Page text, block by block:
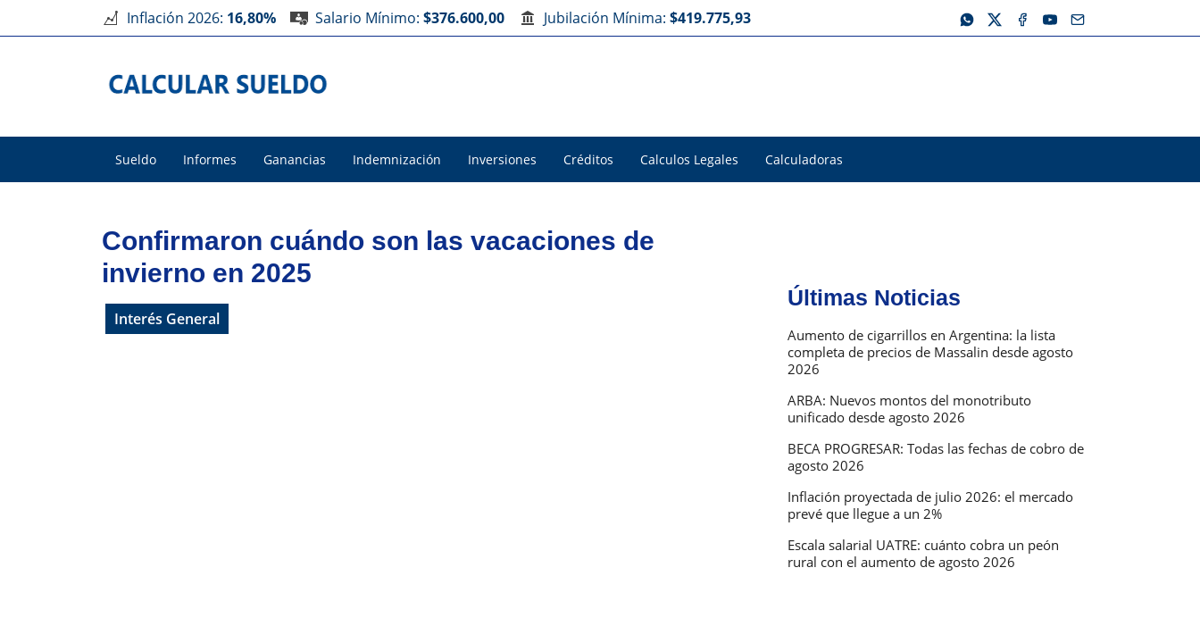
Inflación 2026: 16,80% Salario Mínimo: $376.600,00 Jubilación Mínima: $419.775,93
Sueldo Informes Ganancias Indemnización Inversiones Créditos Calculos Legales Calculadoras
Confirmaron cuándo son las vacaciones de
invierno en 2025
Interés General
Últimas Noticias
Aumento de cigarrillos en Argentina: la lista
completa de precios de Massalin desde agosto
2026
ARBA: Nuevos montos del monotributo
unificado desde agosto 2026
BECA PROGRESAR: Todas las fechas de cobro de
agosto 2026
Inflación proyectada de julio 2026: el mercado
prevé que llegue a un 2%
Escala salarial UATRE: cuánto cobra un peón
rural con el aumento de agosto 2026